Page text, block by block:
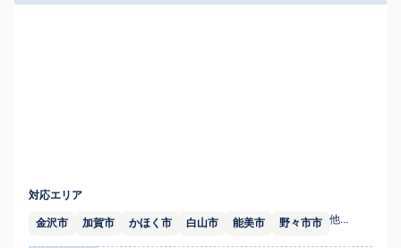
対応エリア
金沢市 加賀市 かほく市 白山市 能美市 野々市市 他...